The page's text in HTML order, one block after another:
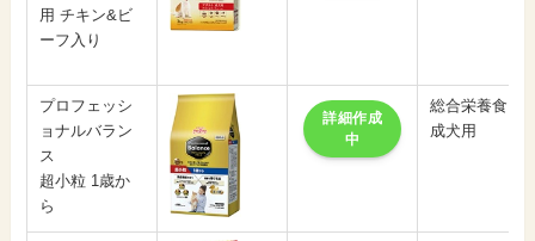
用 チキン&ビ
ーフ入り
プロフェッシ
ョナルバラン
ス
超小粒 1歳か
ら
詳細作成
中
総合栄養食
成犬用